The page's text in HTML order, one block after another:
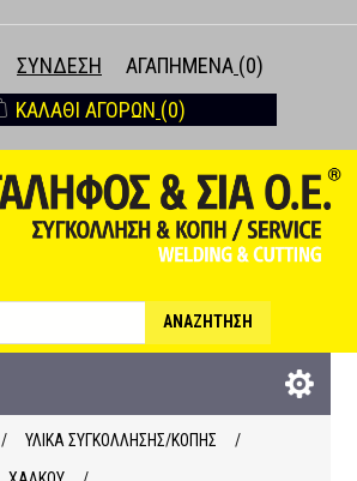
ΣΎΝΔΕΣΗ ΑΓΑΠΗΜΈΝΑ (0)
ΚΑΛΆΘΙ ΑΓΟΡΏΝ (0)
ΑΝΑΖΉΤΗΣΗ
/ ΥΛΙΚΑ ΣΥΓΚΟΛΛΗΣΗΣ/ΚΟΠΗΣ
/